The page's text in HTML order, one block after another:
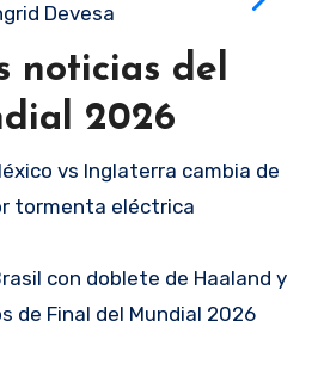
Devesa
noticias del
2026
vs Inglaterra cambia de
tormenta eléctrica
con doblete de Haaland y
de Final del Mundial 2026